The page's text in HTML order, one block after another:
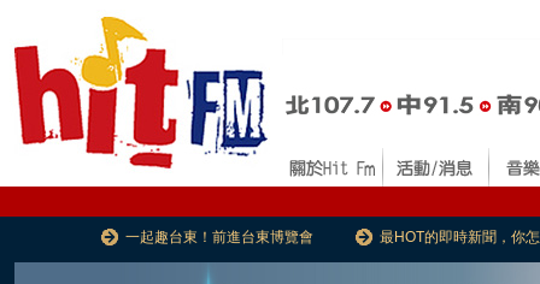
一起趣台東！前進台東博覽會 最HOT的即時新聞，你